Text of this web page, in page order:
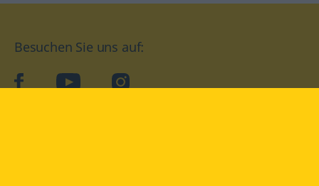
Besuchen Sie uns auf:
facebookYouTube Instagram